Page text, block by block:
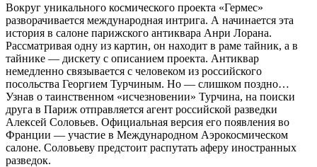
Вокруг уникального космического проекта «Гермес»
разворачивается международная интрига. А начинается эта
история в салоне парижского антиквара Анри Лорана.
Рассматривая одну из картин, он находит в раме тайник, а в
тайнике — дискету с описанием проекта. Антиквар
немедленно связывается с человеком из российского
посольства Георгием Турчиным. Но — слишком поздно…
Узнав о таинственном «исчезновении» Турчина, на поиски
друга в Париж отправляется агент российской разведки
Алексей Соловьев. Официальная версия его появления во
Франции — участие в Международном Аэрокосмическом
салоне. Соловьеву предстоит распутать аферу иностранных
разведок.